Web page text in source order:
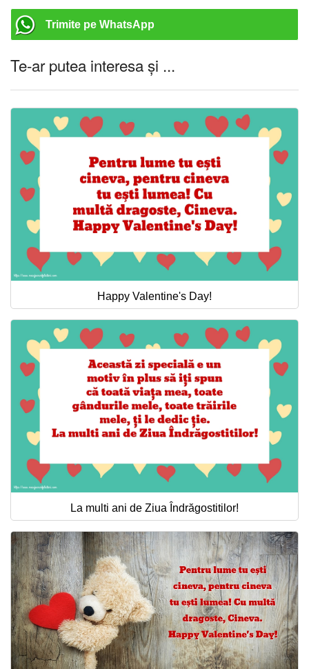
Trimite pe WhatsApp
Te-ar putea interesa și ...
Happy Valentine's Day!
La multi ani de Ziua Îndrăgostitilor!